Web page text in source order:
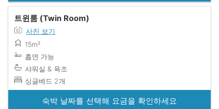
트윈룸 (Twin Room)
사진 보기
15m²
흡연 가능
샤워실 & 욕조
싱글베드 2개
숙박 날짜를 선택해 요금을 확인하세요